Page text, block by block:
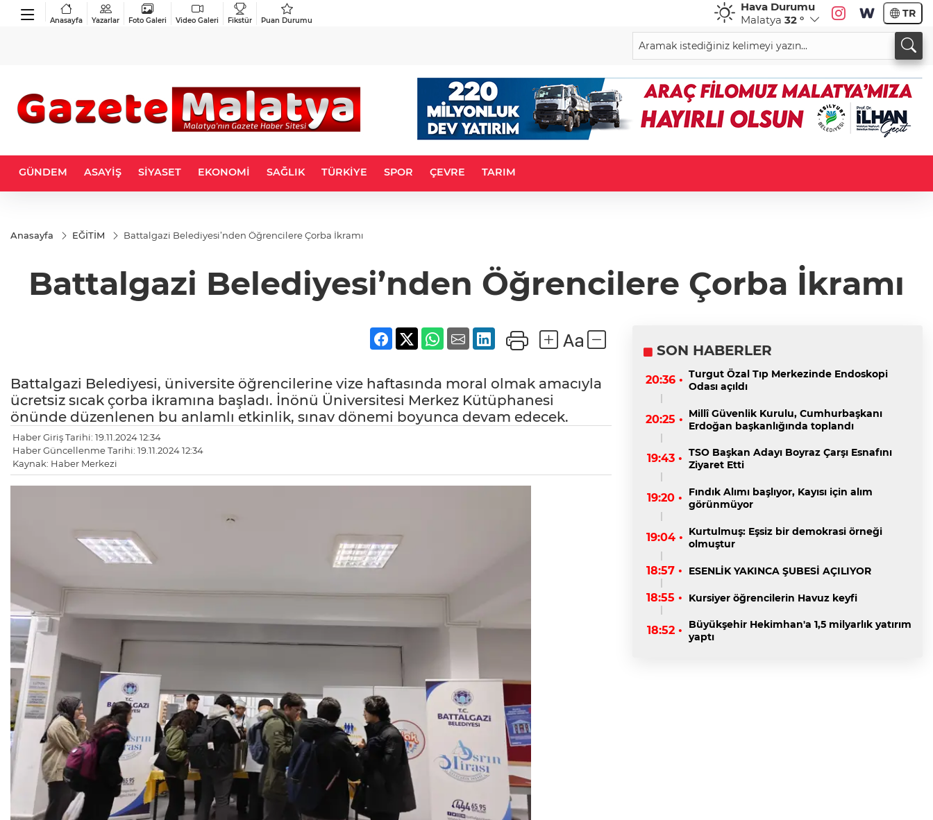
Anasayfa Yazarlar Foto Galeri Video Galeri Fikstür Puan Durumu
Hava Durumu
Malatya 32 ° TR
GÜNDEM ASAYİŞ SİYASET EKONOMİ SAĞLIK TÜRKİYE SPOR ÇEVRE TARIM
Anasayfa EĞİTİM Battalgazi Belediyesi’nden Öğrencilere Çorba İkramı
Battalgazi Belediyesi’nden Öğrencilere Çorba İkramı
Battalgazi Belediyesi, üniversite öğrencilerine vize haftasında moral olmak amacıyla
ücretsiz sıcak çorba ikramına başladı. İnönü Üniversitesi Merkez Kütüphanesi
önünde düzenlenen bu anlamlı etkinlik, sınav dönemi boyunca devam edecek.
Haber Giriş Tarihi: 19.11.2024 12:34
Haber Güncellenme Tarihi: 19.11.2024 12:34
Kaynak: Haber Merkezi
SON HABERLER
20:36 • Turgut Özal Tıp Merkezinde Endoskopi
Odası açıldı
20:25 • Millî Güvenlik Kurulu, Cumhurbaşkanı
Erdoğan başkanlığında toplandı
19:43 • TSO Başkan Adayı Boyraz Çarşı Esnafını
Ziyaret Etti
19:20 •
Fındık Alımı başlıyor, Kayısı için alım
görünmüyor
19:04 • Kurtulmuş: Eşsiz bir demokrasi örneği
olmuştur
18:57 • ESENLİK YAKINCA ŞUBESİ AÇILIYOR
18:55 • Kursiyer öğrencilerin Havuz keyfi
18:52 •
Büyükşehir Hekimhan'a 1,5 milyarlık yatırım
yaptı